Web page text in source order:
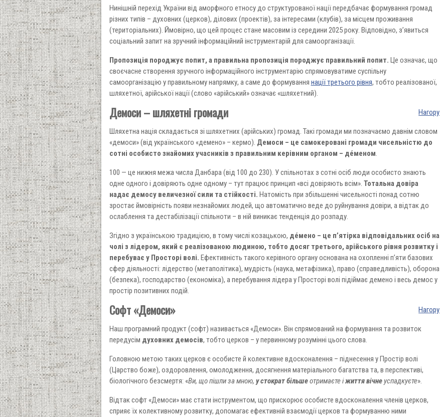
Нинішній перехід України від аморфного етносу до структурованої нації передбачає формування громад
різних типів – духовних (церков), ділових (проектів), за інтересами (клубів), за місцем проживання
(територіальних). Ймовірно, що цей процес стане масовим із середини 2025 року. Відповідно, з’явиться
соціальний запит на зручний інформаційний інструментарій для самоорганізації.
Пропозиція породжує попит, а правильна пропозиція породжує правильний попит. Це означає, що
своєчасне створення зручного інформаційного інструментарію спрямовуватиме суспільну
самоорганізацію у правильному напрямку, а саме до формування нації третього рівня, тобто реалізованої,
шляхетної, арійської нації (слово «арійський» означає «шляхетний).
Нагору
Демоси – шляхетні громади
Шляхетна нація складається зі шляхетних (арійських) громад. Такі громади ми позначаємо давнім словом
«демоси» (від українського «демено» – кермо). Демоси – це самокеровані громади чисельністю до
сотні особисто знайомих учасників з правильним керівним органом – дéменом.
100 — це нижня межа числа Данбара (від 100 до 230). У спільнотах з сотні осіб люди особисто знають
одне одного і довіряють одне одному – тут працює принцип «всі довіряють всім». Тотальна довіра
надає демосу величезної сили та стійкості. Натомість при збільшенні чисельності понад сотню
зростає ймовірність появи незнайомих людей, що автоматично веде до руйнування довіри, а відтак до
ослаблення та дестабілізації спільноти – в ній виникає тенденція до розпаду.
Згідно з українською традицією, в тому числі козацькою, дéмено – це п’ятірка відповідальних осіб на
чолі з лідером, який є реалізованою людиною, тобто досяг третього, арійського рівня розвитку і
перебуває у Просторі волі. Ефективність такого керівного органу основана на охопленні п’яти базових
сфер діяльності: лідерство (метаполітика), мудрість (наука, метафізика), право (справедливість), оборона
(безпека), господарство (економіка), а перебування лідера у Просторі волі підіймає демено і весь демос у
простір позитивних подій.
Нагору
Софт «Демоси»
Наш програмний продукт (софт) називається «Демоси». Він спрямований на формування та розвиток
передусім духовних демосів, тобто церков – у первинному розумінні цього слова.
Головною метою таких церков є особисте й колективне вдосконалення – піднесення у Простір волі
(Царство боже), оздоровлення, омолодження, досягнення матеріального багатства та, в перспективі,
біологічного безсмертя: «Ви, що пішли за мною, у стократ більшеотримаєте іжиття вічнеуспадкуєте».
Відтак софт «Демоси» має стати інструментом, що прискорює особисте вдосконалення членів церков,
сприяє їх колективному розвитку, допомагає ефективній взаємодії церков та формуванню ними